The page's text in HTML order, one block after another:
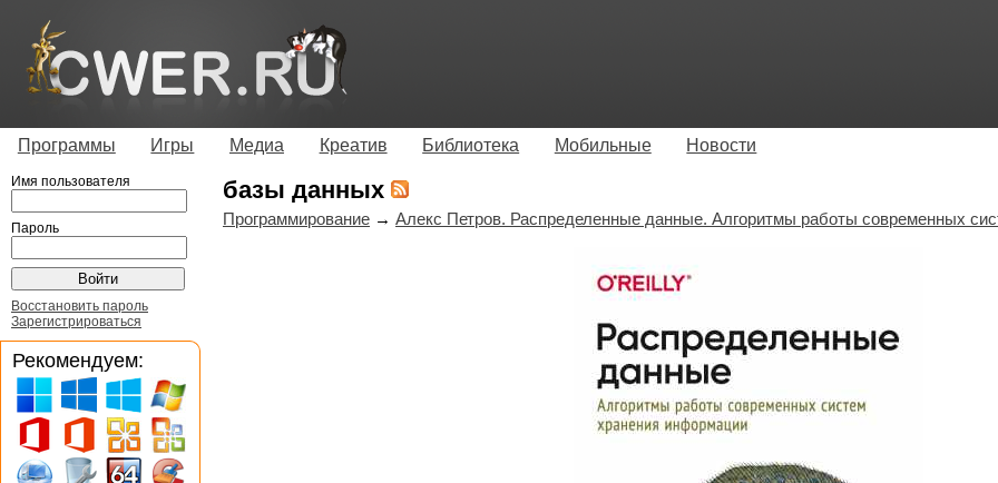
Программы Игры Медиа Креатив Библиотека Мобильные Новости
базы данных
Программирование → Алекс Петров. Распределенные данные. Алгоритмы работы современных
Имя пользователя
Пароль
Восстановить пароль
Зарегистрироваться
Рекомендуем: